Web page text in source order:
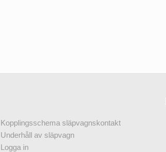
Kopplingsschema släpvagnskontakt
Underhåll av släpvagn
Logga in